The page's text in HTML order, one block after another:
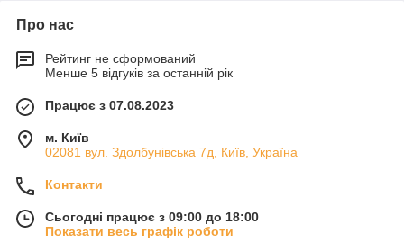
Про нас
Рейтинг не сформований
Менше 5 відгуків за останній рік
Працює з 07.08.2023
м. Київ
02081 вул. Здолбунівська 7д, Київ, Україна
Контакти
Сьогодні працює з 09:00 до 18:00
Показати весь графік роботи